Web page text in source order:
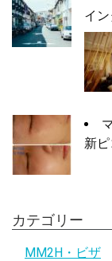
イ
新
カテゴリー
MM2H・ビザ